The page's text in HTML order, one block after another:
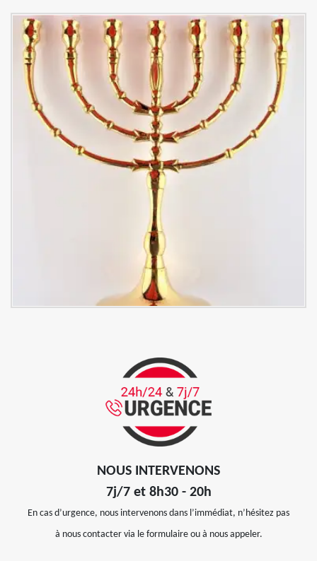
NOUS INTERVENONS
7j/7 et 8h30 - 20h
En cas d’urgence, nous intervenons dans l’immédiat, n’hésitez pas
à nous contacter via le formulaire ou à nous appeler.